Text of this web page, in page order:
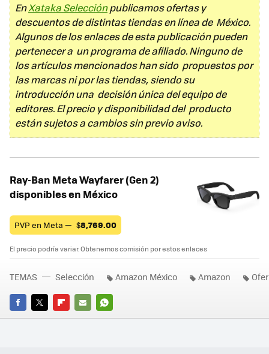
EnXataka Selecciónpublicamos ofertas y
descuentos de distintas tiendas en línea de México.
Algunos de los enlaces de esta publicación pueden
pertenecer a un programa de afiliado. Ninguno de
los artículos mencionados han sido propuestos por
las marcas ni por las tiendas, siendo su
introducción una decisión única del equipo de
editores. El precio y disponibilidad del producto
están sujetos a cambios sin previo aviso.
Ray-Ban Meta Wayfarer (Gen 2)
disponibles en México
PVP en Meta — $8,769.00
El precio podría variar. Obtenemos comisión por estos enlaces
FACEBOOK
TWITTERFLIPBOARD
E-
WHATSAPP
TEMAS Selección Amazon México Amazon